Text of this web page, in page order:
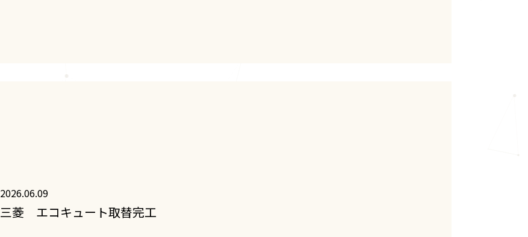
2026.06.09
三菱 エコキュート取替完工